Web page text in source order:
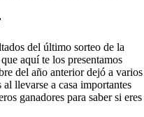
del último sorteo de la
aquí te los presentamos
del año anterior dejó a varios
llevarse a casa importantes
ganadores para saber si eres